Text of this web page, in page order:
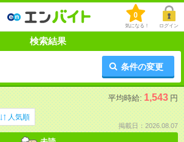
0
気になる！ ログイン
検索結果
条件の変更
平均時給: 1,543 円
人気順
掲載日：2026.08.07